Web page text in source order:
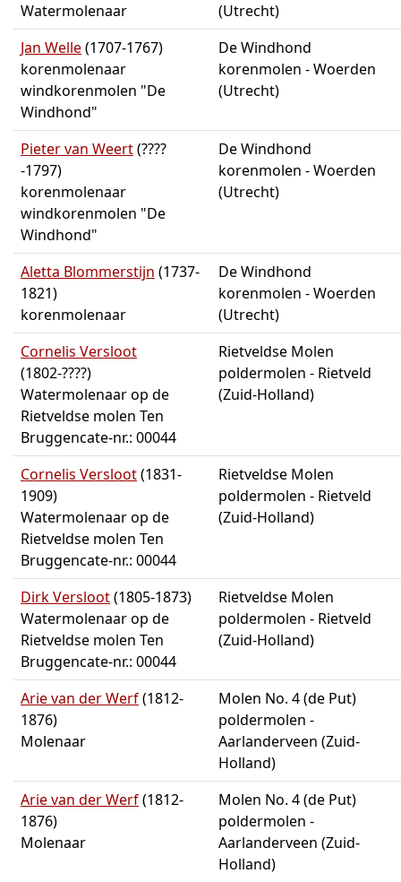
Watermolenaar
(Utrecht)
Jan Welle(1707-1767)
korenmolenaar
windkorenmolen "De
Windhond"
De Windhond
korenmolen - Woerden
(Utrecht)
Pieter van Weert(????
-1797)
korenmolenaar
windkorenmolen "De
Windhond"
De Windhond
korenmolen - Woerden
(Utrecht)
Aletta Blommerstijn (1737-
1821)
korenmolenaar
De Windhond
korenmolen - Woerden
(Utrecht)
Cornelis Versloot
(1802-????)
Watermolenaar op de
Rietveldse molen Ten
Bruggencate-nr.: 00044
Rietveldse Molen
poldermolen - Rietveld
(Zuid-Holland)
Cornelis Versloot(1831-
1909)
Watermolenaar op de
Rietveldse molen Ten
Bruggencate-nr.: 00044
Rietveldse Molen
poldermolen - Rietveld
(Zuid-Holland)
Dirk Versloot(1805-1873)
Watermolenaar op de
Rietveldse molen Ten
Bruggencate-nr.: 00044
Rietveldse Molen
poldermolen - Rietveld
(Zuid-Holland)
Arie van der Werf(1812-
1876)
Molenaar
Molen No. 4 (de Put)
poldermolen -
Aarlanderveen (Zuid-
Holland)
Arie van der Werf(1812-
1876)
Molenaar
Molen No. 4 (de Put)
poldermolen -
Aarlanderveen (Zuid-
Holland)